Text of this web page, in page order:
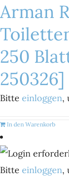
Arman
250
250326]
Bitte einloggen,
In den Warenkorb
Bitte einloggen,